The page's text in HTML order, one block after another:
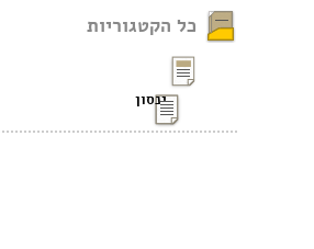
כל הקטגוריות
ינסון